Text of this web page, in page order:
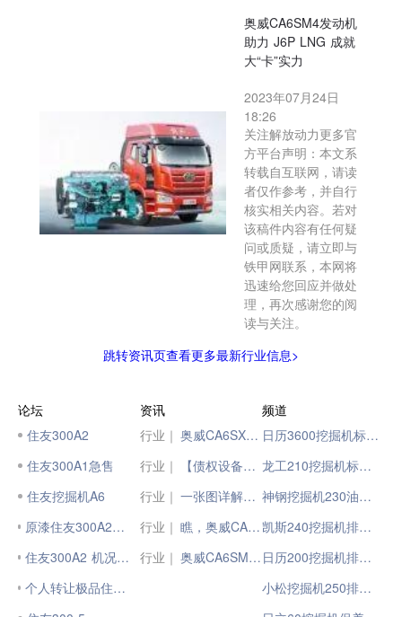
奥威CA6SM4发动机
助力 J6P LNG 成就
大“卡”实力
2023年07月24日
18:26
关注解放动力更多官
方平台声明：本文系
转载自互联网，请读
者仅作参考，并自行
核实相关内容。若对
该稿件内容有任何疑
问或质疑，请立即与
铁甲网联系，本网将
迅速给您回应并做处
理，再次感谢您的阅
读与关注。
跳转资讯页查看更多最新行业信息>
论坛
住友300A2
住友300A1急售
住友挖掘机A6
原漆住友300A2出售 机况一般
住友300A2 机况较好 大泵改过
个人转让极品住友300--A5挖掘机
资讯
行业｜
奥威CA6SX予你芯响事成
行业｜
【债权设备信息公示】住友SH480HD-6挖掘机，交易有风险！
行业｜
一张图详解奥威CA6SX发动机
行业｜
瞧，奥威CA6SM4，就是低气耗标杆
行业｜
奥威CA6SM4发动机助力 J6P LNG 成就大“卡”实力
频道
日历3600挖掘机标准斗
龙工210挖掘机标准斗容
神钢挖掘机230油量标准
凯斯240挖掘机排放标准
日历200挖掘机排放标准
小松挖掘机250排放标准